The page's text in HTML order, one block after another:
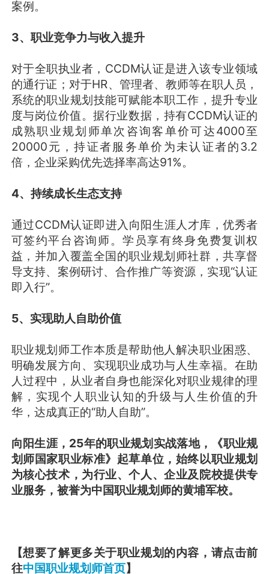
案例。
3、职业竞争力与收入提升
对于全职执业者，CCDM认证是进入该专业领域
的通行证；对于HR、管理者、教师等在职人员，
系统的职业规划技能可赋能本职工作，提升专业
度与岗位价值。据行业数据，持有CCDM认证的
成熟职业规划师单次咨询客单价可达4000至
20000元，持证者服务单价为未认证者的3.2
倍，企业采购优先选择率高达91%。
4、持续成长生态支持
通过CCDM认证即进入向阳生涯人才库，优秀者
可签约平台咨询师。学员享有终身免费复训权
益，并加入覆盖全国的职业规划师社群，共享督
导支持、案例研讨、合作推广等资源，实现“认证
即入行”。
5、实现助人自助价值
职业规划师工作本质是帮助他人解决职业困惑、
明确发展方向、实现职业成功与人生幸福。在助
人过程中，从业者自身也能深化对职业规律的理
解，实现个人职业认知的升级与人生价值的升
华，达成真正的“助人自助”。
向阳生涯，25年的职业规划实战落地，《职业规
划师国家职业标准》起草单位，始终以职业规划
为核心技术，为行业、个人、企业及院校提供专
业服务，被誉为中国职业规划师的黄埔军校。
【想要了解更多关于职业规划的内容，请点击前
往中国职业规划师首页】